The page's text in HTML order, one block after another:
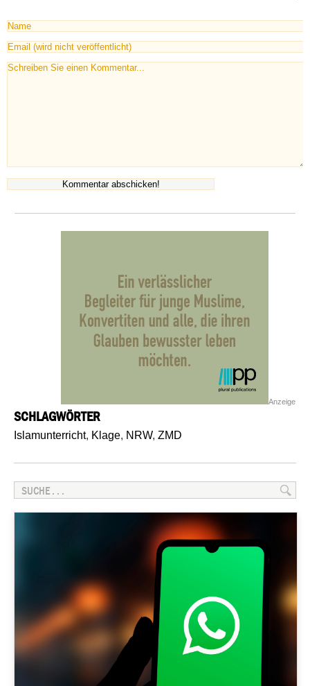
Anzeige
SCHLAGWÖRTER
Islamunterricht, Klage, NRW, ZMD